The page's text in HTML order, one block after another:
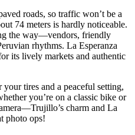
roads, so traffic won’t be a
74 meters is hardly noticeable.
the way—vendors, friendly
rhythms. La Esperanza
its lively markets and authentic
tires and a peaceful setting,
you’re on a classic bike or
charm and La
photo ops!